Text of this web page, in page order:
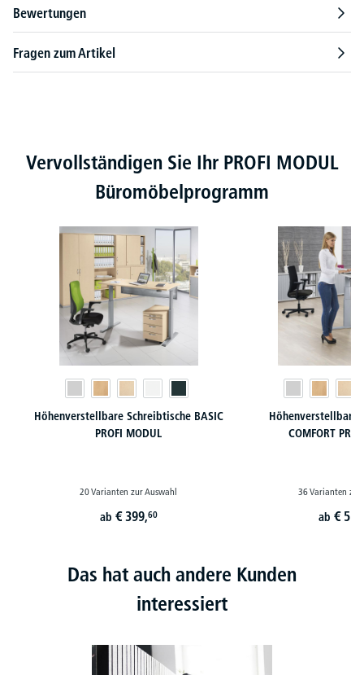
Bewertungen
Fragen zum Artikel
Produktgalerie überspringen
Vervollständigen Sie Ihr PROFI MODUL
Büromöbelprogramm
Höhenverstellbare Schreibtische BASIC
PROFI MODUL
20 Varianten zur Auswahl
ab € 399,60
Höhenverstellbare
COMFORT
36 Varianten zur
ab €
Das hat auch andere Kunden
interessiert